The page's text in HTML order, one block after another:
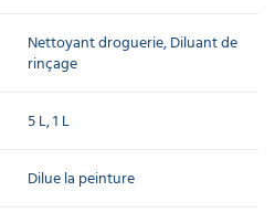
Nettoyant droguerie, Diluant de
rinçage
5 L, 1 L
Dilue la peinture